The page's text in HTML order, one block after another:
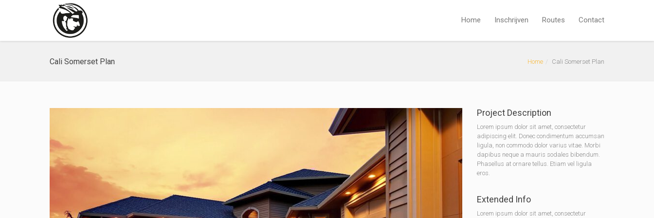
Home Inschrijven Routes Contact
Cali Somerset Plan Home Cali Somerset Plan
Project Description
Lorem ipsum dolor sit amet, consectetur
adipiscing elit. Donec condimentum accumsan
ligula, non commodo dolor varius vitae. Morbi
dapibus neque a mauris sodales bibendum.
Phasellus at ornare tellus. Etiam vel ligula
eros.
Extended Info
Lorem ipsum dolor sit amet, consectetur